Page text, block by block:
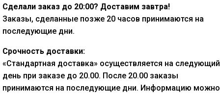
Сделали заказ до 20:00? Доставим завтра!
Заказы, сделанные позже 20 часов принимаются на
последующие дни.
Срочность доставки:
«Стандартная доставка» осуществляется на следующий
день при заказе до 20.00. После 20.00 заказы
принимаются на последующие дни. Информацию можно